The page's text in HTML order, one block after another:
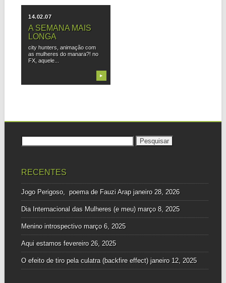
14.02.07
A SEMANA MAIS
LONGA
city hunters, animação com
as mulheres do manara?! no
FX, aquele...
▶
RECENTES
Jogo Perigoso, poema de Fauzi Arap janeiro 28, 2026
Dia Internacional das Mulheres (e meu) março 8, 2025
Menino introspectivo março 6, 2025
Aqui estamos fevereiro 26, 2025
O efeito de tiro pela culatra (backfire effect) janeiro 12, 2025